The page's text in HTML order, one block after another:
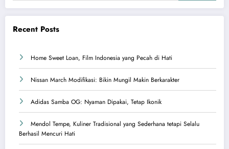
Recent Posts
Home Sweet Loan, Film Indonesia yang Pecah di Hati
Nissan March Modifikasi: Bikin Mungil Makin Berkarakter
Adidas Samba OG: Nyaman Dipakai, Tetap Ikonik
Mendol Tempe, Kuliner Tradisional yang Sederhana tetapi Selalu
Berhasil Mencuri Hati